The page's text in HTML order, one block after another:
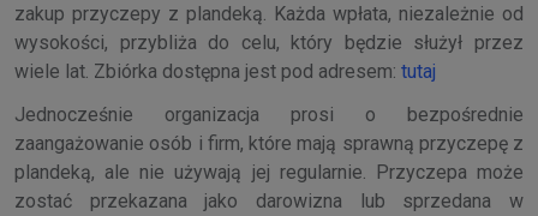
zakup przyczepy z plandeką. Każda wpłata, niezależnie od
wysokości, przybliża do celu, który będzie służył przez
wiele lat. Zbiórka dostępna jest pod adresem: tutaj
Jednocześnie organizacja prosi o bezpośrednie
zaangażowanie osób i firm, które mają sprawną przyczepę z
plandeką, ale nie używają jej regularnie. Przyczepa może
zostać przekazana jako darowizna lub sprzedana w